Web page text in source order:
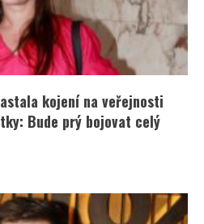
kojení na veřejnosti
Bude prý bojovat celý